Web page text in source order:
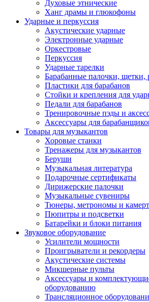
Духовые этнические
Ханг драмы и глюкофоны
Ударные и перкуссия
Акустические ударные
Электронные ударные
Оркестровые
Перкуссия
Ударные тарелки
Барабанные палочки, щетки,
Пластики для барабанов
Стойки и крепления для
Педали для барабанов
Тренировочные пэды и
Аксессуары для
Товары для музыкантов
Хоровые станки
Тренажеры для музыкантов
Беруши
Музыкальная литература
Подарочные сертификаты
Дирижерские палочки
Музыкальные сувениры
Тюнеры, метрономы и
Пюпитры и подсветки
Батарейки и блоки питания
Звуковое оборудование
Усилители мощности
Проигрыватели и рекордеры
Акустические системы
Микшерные пульты
Аксессуары и
оборудованию
Трансляционное